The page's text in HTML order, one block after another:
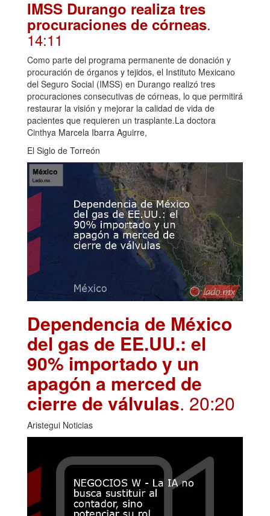
IMSS Durango realiza tres
procuraciones de córneas.
14:11
Como parte del programa permanente de donación y
procuración de órganos y tejidos, el Instituto Mexicano
del Seguro Social (IMSS) en Durango realizó tres
procuraciones consecutivas de córneas, lo que permitirá
restaurar la visión y mejorar la calidad de vida de
pacientes que requieren un trasplante.La doctora
Cinthya Marcela Ibarra Aguirre,
El Siglo de Torreón
Dependencia de México
del gas de EE.UU.: el
90% importado y un
apagón a merced de
cierre de válvulas. 20:20
Aristegui Noticias